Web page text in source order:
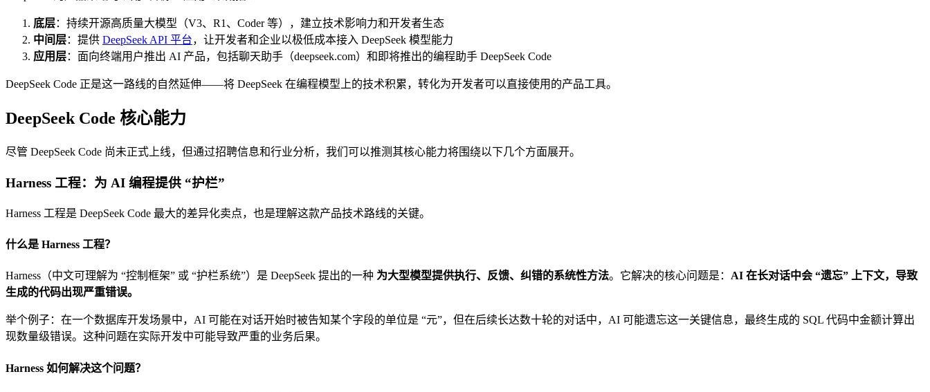
底层：持续开源高质量大模型（V3、R1、Coder 等），建立技术影响力和开发者生态
中间层：提供 DeepSeek API 平台，让开发者和企业以极低成本接入 DeepSeek 模型能力
应用层：面向终端用户推出 AI 产品，包括聊天助手（deepseek.com）和即将推出的编程助手 DeepSeek Code
DeepSeek Code 正是这一路线的自然延伸——将 DeepSeek 在编程模型上的技术积累，转化为开发者可以直接使用的产品工具。
DeepSeek Code 核心能力
尽管 DeepSeek Code 尚未正式上线，但通过招聘信息和行业分析，我们可以推测其核心能力将围绕以下几个方面展开。
Harness 工程：为 AI 编程提供 “护栏”
Harness 工程是 DeepSeek Code 最大的差异化卖点，也是理解这款产品技术路线的关键。
什么是 Harness 工程？
Harness（中文可理解为 “控制框架” 或 “护栏系统”）是 DeepSeek 提出的一种 为大型模型提供执行、反馈、纠错的系统性方法。它解决的核心问题是： AI 在长对话中会 “遗忘” 上下文，导致
生成的代码出现严重错误。
举个例子：在一个数据库开发场景中，AI 可能在对话开始时被告知某个字段的单位是 “元”，但在后续长达数十轮的对话中，AI 可能遗忘这一关键信息，最终生成的 SQL 代码中金额计算出
现数量级错误。这种问题在实际开发中可能导致严重的业务后果。
Harness 如何解决这个问题？